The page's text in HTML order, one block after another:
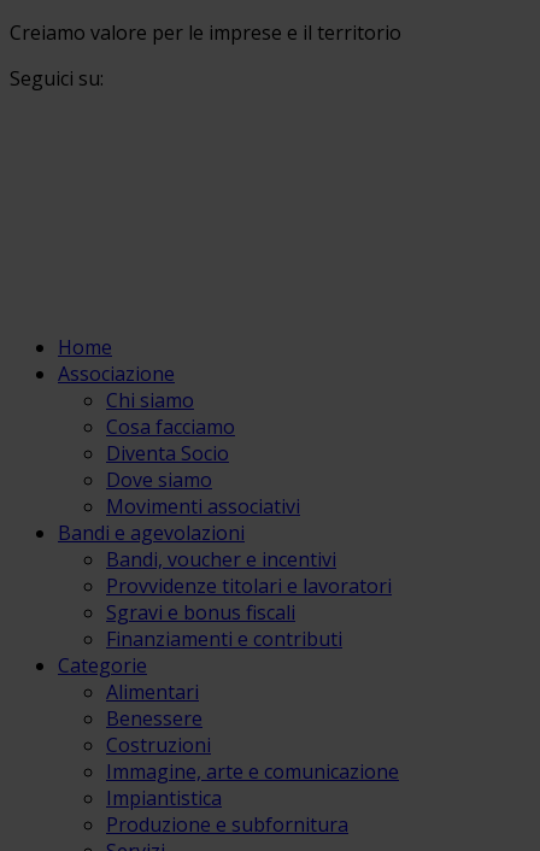
Creiamo valore per le imprese e il territorio
Seguici su:
Home
Associazione
Chi siamo
Cosa facciamo
Diventa Socio
Dove siamo
Movimenti associativi
Bandi e agevolazioni
Bandi, voucher e incentivi
Provvidenze titolari e lavoratori
Sgravi e bonus fiscali
Finanziamenti e contributi
Categorie
Alimentari
Benessere
Costruzioni
Immagine, arte e comunicazione
Impiantistica
Produzione e subfornitura